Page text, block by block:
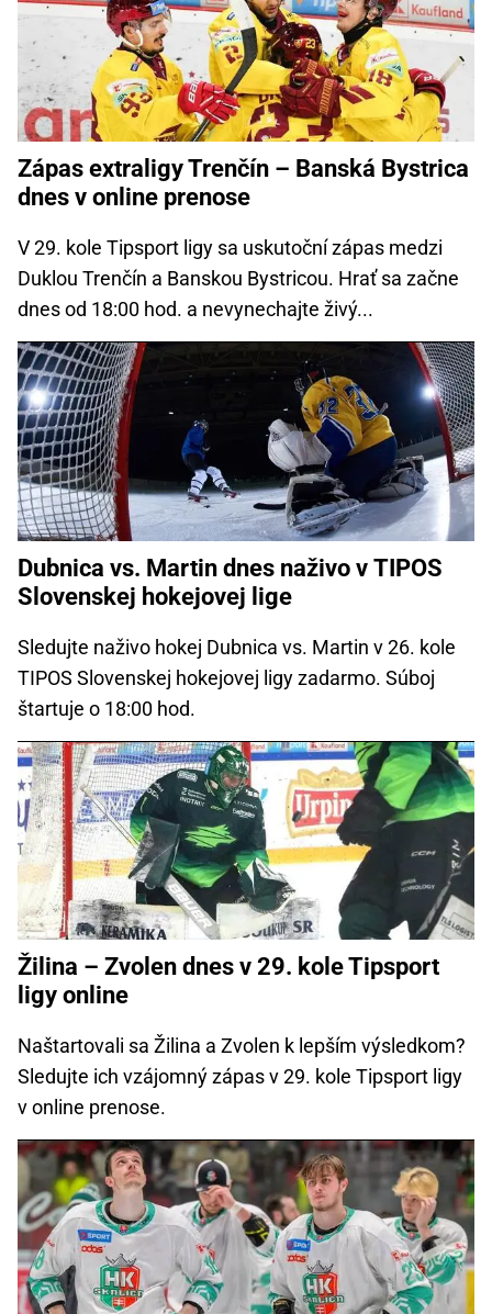
Zápas extraligy Trenčín – Banská Bystrica
dnes v online prenose
V 29. kole Tipsport ligy sa uskutoční zápas medzi
Duklou Trenčín a Banskou Bystricou. Hrať sa začne
dnes od 18:00 hod. a nevynechajte živý...
Dubnica vs. Martin dnes naživo v TIPOS
Slovenskej hokejovej lige
Sledujte naživo hokej Dubnica vs. Martin v 26. kole
TIPOS Slovenskej hokejovej ligy zadarmo. Súboj
štartuje o 18:00 hod.
Žilina – Zvolen dnes v 29. kole Tipsport
ligy online
Naštartovali sa Žilina a Zvolen k lepším výsledkom?
Sledujte ich vzájomný zápas v 29. kole Tipsport ligy
v online prenose.